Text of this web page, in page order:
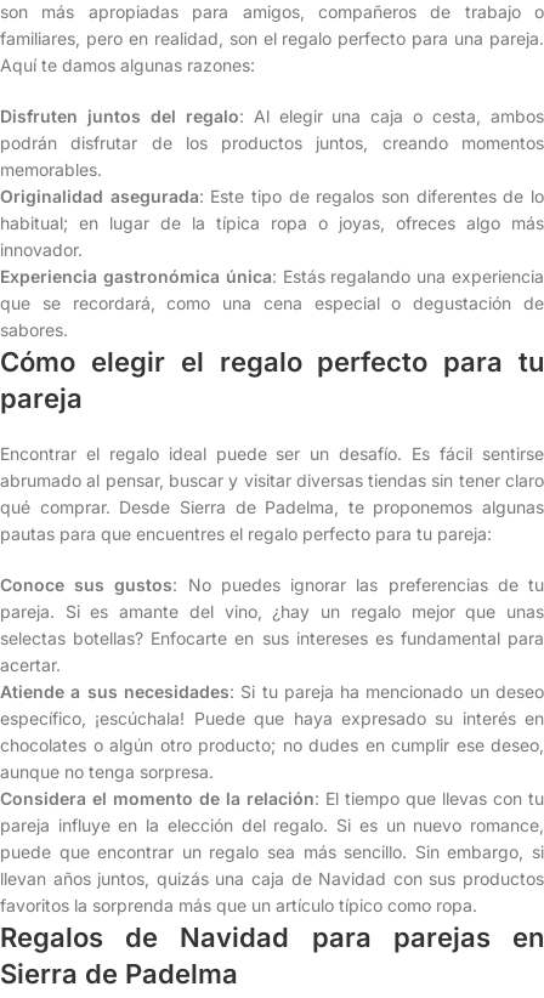
son más apropiadas para amigos, compañeros de trabajo o
familiares, pero en realidad, son el regalo perfecto para una pareja.
Aquí te damos algunas razones:
Disfruten juntos del regalo: Al elegir una caja o cesta, ambos
podrán disfrutar de los productos juntos, creando momentos
memorables.
Originalidad asegurada: Este tipo de regalos son diferentes de lo
habitual; en lugar de la típica ropa o joyas, ofreces algo más
innovador.
Experiencia gastronómica única: Estás regalando una experiencia
que se recordará, como una cena especial o degustación de
sabores.
Cómo elegir el regalo perfecto para tu
pareja
Encontrar el regalo ideal puede ser un desafío. Es fácil sentirse
abrumado al pensar, buscar y visitar diversas tiendas sin tener claro
qué comprar. Desde Sierra de Padelma, te proponemos algunas
pautas para que encuentres el regalo perfecto para tu pareja:
Conoce sus gustos: No puedes ignorar las preferencias de tu
pareja. Si es amante del vino, ¿hay un regalo mejor que unas
selectas botellas? Enfocarte en sus intereses es fundamental para
acertar.
Atiende a sus necesidades: Si tu pareja ha mencionado un deseo
específico, ¡escúchala! Puede que haya expresado su interés en
chocolates o algún otro producto; no dudes en cumplir ese deseo,
aunque no tenga sorpresa.
Considera el momento de la relación: El tiempo que llevas con tu
pareja influye en la elección del regalo. Si es un nuevo romance,
puede que encontrar un regalo sea más sencillo. Sin embargo, si
llevan años juntos, quizás una caja de Navidad con sus productos
favoritos la sorprenda más que un artículo típico como ropa.
Regalos de Navidad para parejas en
Sierra de Padelma